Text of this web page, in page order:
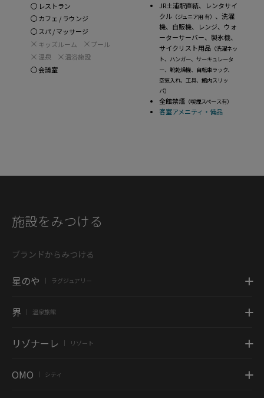
レストラン
カフェ / ラウンジ
スパ / マッサージ
キッズルーム
プール
温泉
温浴施設
会議室
JR土浦駅直結、レンタサイ
クル （ジュニア用 有） 、洗濯
機、自販機、レンジ、ウォ
ーターサーバー、製氷機、
サイクリスト用品 （洗濯ネッ
ト、ハンガー、サーキュレータ
ー、靴乾燥機、自転車ラック、
空気入れ、工具、館内スリッ
パ）
全館禁煙 （喫煙スペース有）
客室アメニティ・備品
施設をみつける
ブランドからみつける
星のや ラグジュアリー
界 温泉旅館
リゾナーレ リゾート
OMO シティ